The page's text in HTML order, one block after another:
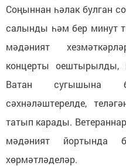
Соңыннан һәлак булган
салынды һәм бер минут
мәдәният
концерты оештырылды,
Ватан сугышына
сәхнәләштерелде,
татып карады.
мәдәният йортында
хөрмәтләделәр.